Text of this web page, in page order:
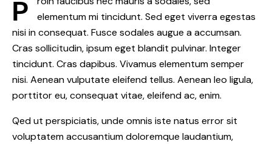
P
elementum mi tincidunt. Sed eget viverra egestas
nisi in consequat. Fusce sodales augue a accumsan.
Cras sollicitudin, ipsum eget blandit pulvinar. Integer
tincidunt. Cras dapibus. Vivamus elementum semper
nisi. Aenean vulputate eleifend tellus. Aenean leo ligula,
porttitor eu, consequat vitae, eleifend ac, enim.
Qed ut perspiciatis, unde omnis iste natus error sit
voluptatem accusantium doloremque laudantium,